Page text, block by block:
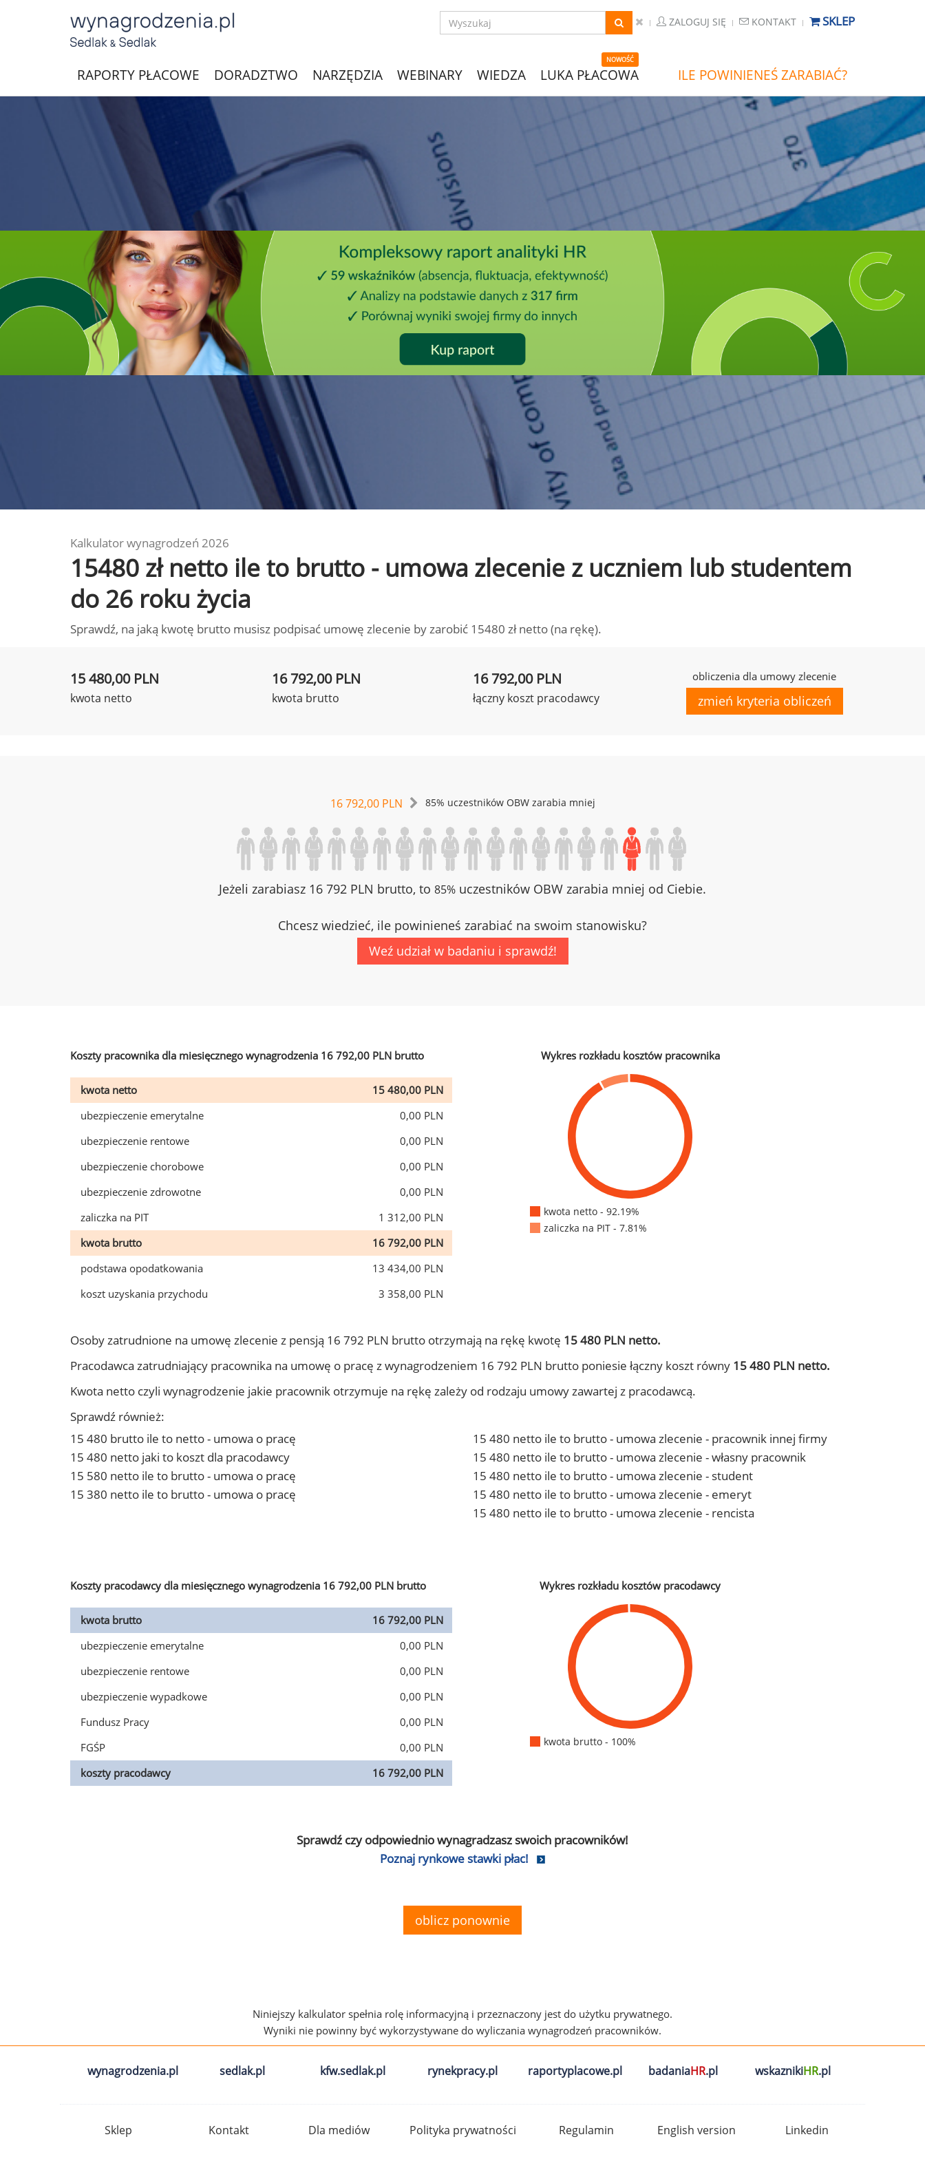
ZALOGUJ SIĘ KONTAKT SKLEP
RAPORTY PŁACOWE DORADZTWO NARZĘDZIA WEBINARY WIEDZA
NOWOŚĆ
LUKA PŁACOWA ILE POWINIENEŚ ZARABIAĆ?
Kalkulator wynagrodzeń 2026
15480 zł netto ile to brutto - umowa zlecenie z uczniem lub studentem
do 26 roku życia
Sprawdź, na jaką kwotę brutto musisz podpisać umowę zlecenie by zarobić 15480 zł netto (na rękę).
15 480,00 PLN
kwota netto
16 792,00 PLN
kwota brutto
16 792,00 PLN
łączny koszt pracodawcy
obliczenia dla umowy zlecenie
zmień kryteria obliczeń
16 792,00 PLN 85% uczestników OBW zarabia mniej
Jeżeli zarabiasz 16 792 PLN brutto, to 85% uczestników OBW zarabia mniej od Ciebie.
Chcesz wiedzieć, ile powinieneś zarabiać na swoim stanowisku?
Weź udział w badaniu i sprawdź!
Koszty pracownika dla miesięcznego wynagrodzenia 16 792,00 PLN brutto
kwota netto
15 480,00 PLN
ubezpieczenie emerytalne
0,00 PLN
ubezpieczenie rentowe
0,00 PLN
ubezpieczenie chorobowe
0,00 PLN
ubezpieczenie zdrowotne
0,00 PLN
zaliczka na PIT
1 312,00 PLN
kwota brutto
16 792,00 PLN
podstawa opodatkowania
13 434,00 PLN
koszt uzyskania przychodu
3 358,00 PLN
Wykres rozkładu kosztów pracownika
kwota netto - 92.19%
zaliczka na PIT - 7.81%
Osoby zatrudnione na umowę zlecenie z pensją 16 792 PLN brutto otrzymają na rękę kwotę 15 480 PLN netto.
Pracodawca zatrudniający pracownika na umowę o pracę z wynagrodzeniem 16 792 PLN brutto poniesie łączny koszt równy 15 480 PLN netto.
Kwota netto czyli wynagrodzenie jakie pracownik otrzymuje na rękę zależy od rodzaju umowy zawartej z pracodawcą.
Sprawdź również:
15 480 brutto ile to netto - umowa o pracę
15 480 netto jaki to koszt dla pracodawcy
15 580 netto ile to brutto - umowa o pracę
15 380 netto ile to brutto - umowa o pracę
15 480 netto ile to brutto - umowa zlecenie - pracownik innej firmy
15 480 netto ile to brutto - umowa zlecenie - własny pracownik
15 480 netto ile to brutto - umowa zlecenie - student
15 480 netto ile to brutto - umowa zlecenie - emeryt
15 480 netto ile to brutto - umowa zlecenie - rencista
Koszty pracodawcy dla miesięcznego wynagrodzenia 16 792,00 PLN brutto
kwota brutto
16 792,00 PLN
ubezpieczenie emerytalne
0,00 PLN
ubezpieczenie rentowe
0,00 PLN
ubezpieczenie wypadkowe
0,00 PLN
Fundusz Pracy
0,00 PLN
FGŚP
0,00 PLN
koszty pracodawcy
16 792,00 PLN
Wykres rozkładu kosztów pracodawcy
kwota brutto - 100%
Sprawdź czy odpowiednio wynagradzasz swoich pracowników!
Poznaj rynkowe stawki płac!
oblicz ponownie
Niniejszy kalkulator spełnia rolę informacyjną i przeznaczony jest do użytku prywatnego.
Wyniki nie powinny być wykorzystywane do wyliczania wynagrodzeń pracowników.
wynagrodzenia.pl sedlak.pl kfw.sedlak.pl rynekpracy.pl raportyplacowe.pl badaniaHR.pl wskaznikiHR.pl
Sklep Kontakt Dla mediów Polityka prywatności Regulamin English version Linkedin